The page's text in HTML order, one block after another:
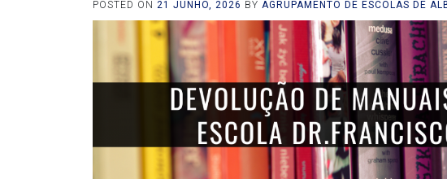
POSTED ON 21 JUNHO, 2026 BY AGRUPAMENTO DE ESCOLAS DE